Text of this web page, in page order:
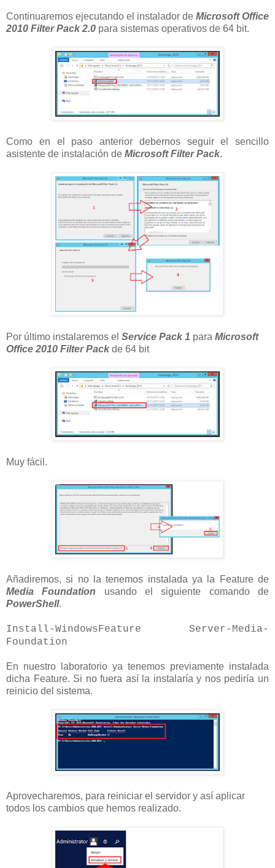
Continuaremos ejecutando el instalador de Microsoft Office
2010 Filter Pack 2.0 para sistemas operativos de 64 bit.
Como en el paso anterior debernos seguir el sencillo
asistente de instalación de Microsoft Filter Pack.
Por último instalaremos el Service Pack 1 para Microsoft
Office 2010 Filter Pack de 64 bit
Muy fácil.
Añadiremos, si no la tenemos instalada ya la Feature de
Media Foundation usando el siguiente comando de
PowerShell.
Install-WindowsFeature Server-Media-
Foundation
En nuestro laboratorio ya tenemos previamente instalada
dicha Feature. Si no fuera así la instalaría y nos pediría un
reinicio del sistema.
Aprovecharemos, para reiniciar el servidor y así aplicar
todos los cambios que hemos realizado.